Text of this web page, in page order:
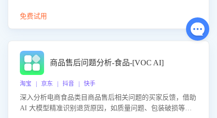
免费试用
商品售后问题分析-食品-[VOC AI]
淘宝 | 京东 | 抖音 | 快手
深入分析电商食品类目商品售后相关问题的买家反馈，借助
AI 大模型精准识别退货原因，如质量问题、包装破损等，